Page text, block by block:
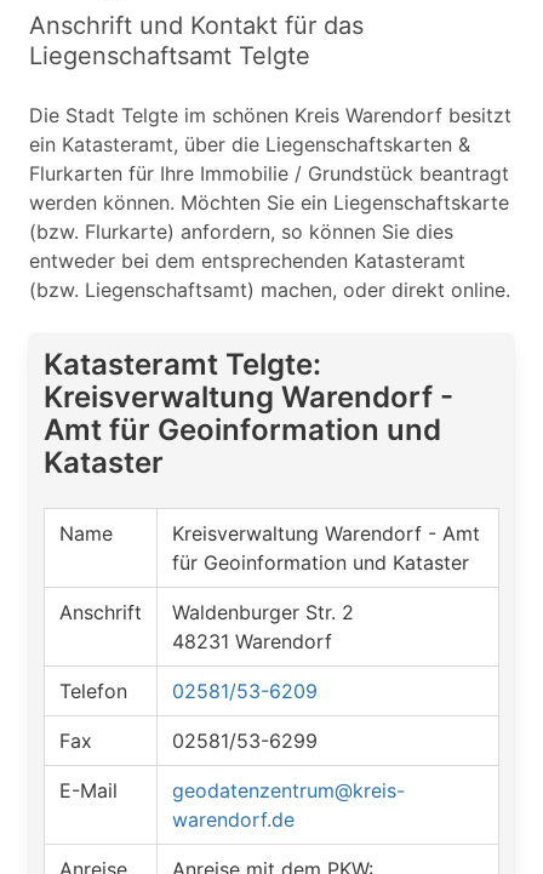
Anschrift und Kontakt für das
Liegenschaftsamt Telgte
Die Stadt Telgte im schönen Kreis Warendorf besitzt
ein Katasteramt, über die Liegenschaftskarten &
Flurkarten für Ihre Immobilie / Grundstück beantragt
werden können. Möchten Sie ein Liegenschaftskarte
(bzw. Flurkarte) anfordern, so können Sie dies
entweder bei dem entsprechenden Katasteramt
(bzw. Liegenschaftsamt) machen, oder direkt online.
Katasteramt Telgte:
Kreisverwaltung Warendorf -
Amt für Geoinformation und
Kataster
Name
Kreisverwaltung Warendorf - Amt
für Geoinformation und Kataster
Anschrift
Waldenburger Str. 2
48231 Warendorf
Telefon 02581/53-6209
Fax 02581/53-6299
E-Mail
geodatenzentrum@kreis-
warendorf.de
Anreise Anreise mit dem PKW: